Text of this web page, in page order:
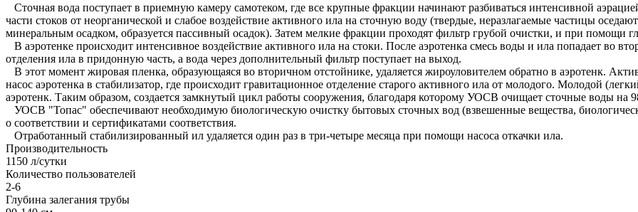
Сточная вода поступает в приемную камеру самотеком, где все крупные фракции начинают разбиваться интенсивной
части стоков от неорганической и слабое воздействие активного ила на сточную воду (твердые, неразлагаемые частицы
минеральным осадком, образуется пассивный осадок). Затем мелкие фракции проходят фильтр грубой очистки, и при помощи
В аэротенке происходит интенсивное воздействие активного ила на стоки. После аэротенка смесь воды и ила попадает во
отделения ила в придонную часть, а вода через дополнительный фильтр поступает на выход.
В этот момент жировая пленка, образующаяся во вторичном отстойнике, удаляется жироуловителем обратно в аэротенк.
насос аэротенка в стабилизатор, где происходит гравитационное отделение старого активного ила от молодого. Молодой
аэротенк. Таким образом, создается замкнутый цикл работы сооружения, благодаря которому УОСВ очищает сточные воды на
УОСВ "Топас" обеспечивают необходимую биологическую очистку бытовых сточных вод (взвешенные вещества,
о соответствии и сертификатами соответствия.
Отработанный стабилизированный ил удаляется один раз в три-четыре месяца при помощи насоса откачки ила.
Производительность
1150 л/сутки
Количество пользователей
2-6
Глубина залегания трубы